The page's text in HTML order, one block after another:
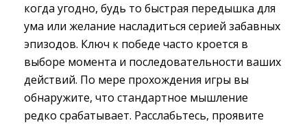
когда угодно, будь то быстрая передышка для
ума или желание насладиться серией забавных
эпизодов. Ключ к победе часто кроется в
выборе момента и последовательности ваших
действий. По мере прохождения игры вы
обнаружите, что стандартное мышление
редко срабатывает. Расслабьтесь, проявите